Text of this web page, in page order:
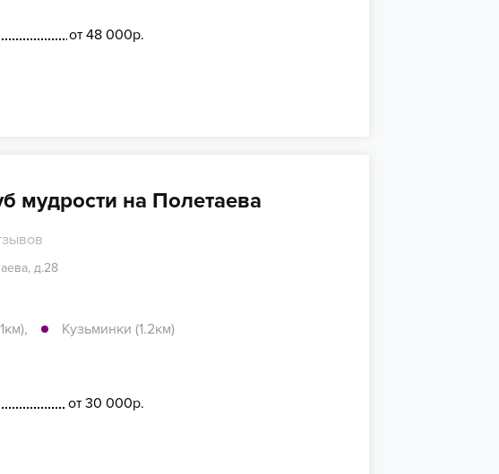
от 48 000р.
мудрости на Полетаева
д.28
,
Кузьминки (1.2км)
от 30 000р.